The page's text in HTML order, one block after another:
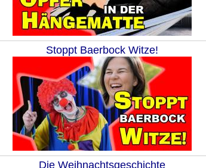
Stoppt Baerbock Witze!
Die Weihnachtsgeschichte